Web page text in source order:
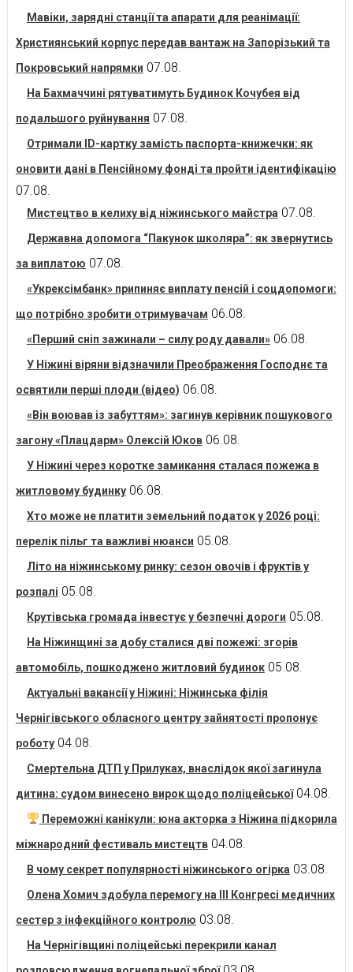
Мавіки, зарядні станції та апарати для реанімації:
Християнський корпус передав вантаж на Запорізький та
Покровський напрямки 07.08.
На Бахмаччині рятуватимуть Будинок Кочубея від
подальшого руйнування 07.08.
Отримали ID-картку замість паспорта-книжечки: як
оновити дані в Пенсійному фонді та пройти ідентифікацію
07.08.
Мистецтво в келиху від ніжинського майстра 07.08.
Державна допомога “Пакунок школяра”: як звернутись
за виплатою 07.08.
«Укрексімбанк» припиняє виплату пенсій і соцдопомоги:
що потрібно зробити отримувачам 06.08.
«Перший сніп зажинали – силу роду давали» 06.08.
У Ніжині віряни відзначили Преображення Господнє та
освятили перші плоди (відео) 06.08.
«Він воював із забуттям»: загинув керівник пошукового
загону «Плацдарм» Олексій Юков 06.08.
У Ніжині через коротке замикання сталася пожежа в
житловому будинку 06.08.
Хто може не платити земельний податок у 2026 році:
перелік пільг та важливі нюанси 05.08.
Літо на ніжинському ринку: сезон овочів і фруктів у
розпалі 05.08.
Крутівська громада інвестує у безпечні дороги 05.08.
На Ніжинщині за добу сталися дві пожежі: згорів
автомобіль, пошкоджено житловий будинок 05.08.
Актуальні вакансії у Ніжині: Ніжинська філія
Чернігівського обласного центру зайнятості пропонує
роботу 04.08.
Смертельна ДТП у Прилуках, внаслідок якої загинула
дитина: судом винесено вирок щодо поліцейської 04.08.
Переможні канікули: юна акторка з Ніжина підкорила
міжнародний фестиваль мистецтв 04.08.
В чому секрет популярності ніжинського огірка 03.08.
Олена Хомич здобула перемогу на ІІІ Конгресі медичних
сестер з інфекційного контролю 03.08.
На Чернігівщині поліцейські перекрили канал